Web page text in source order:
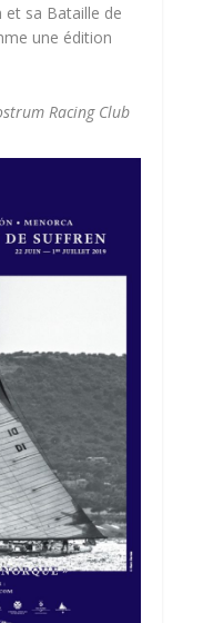
et sa Bataille de
une édition
Racing Club